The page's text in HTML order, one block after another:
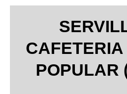
POPULAR